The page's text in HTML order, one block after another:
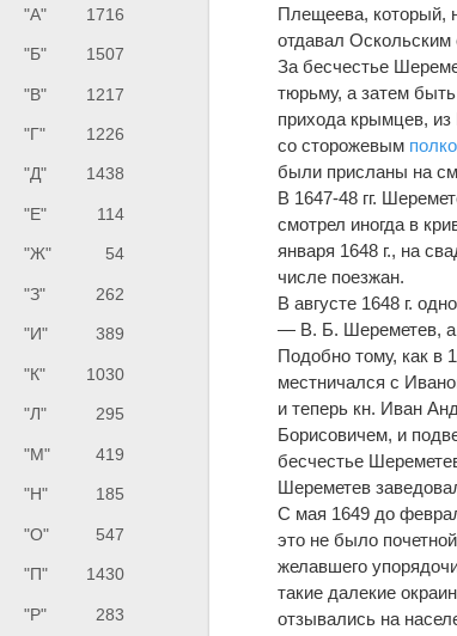
"А" 1716
"Б" 1507
"В" 1217
"Г" 1226
"Д" 1438
"Е" 114
"Ж" 54
"З" 262
"И" 389
"К" 1030
"Л" 295
"М" 419
"Н" 185
"О" 547
"П" 1430
"Р" 283
Плещеева, который,
отдавал
За бесчестье
тюрьму, а затем
прихода крымцев, из
со сторожевым
были присланы на
В 1647-48 гг.
смотрел иногда в
января 1648 г., на
числе поезжан.
В августе 1648 г.
— В. Б. Шереметев, а
Подобно тому, как в
местничался с
и теперь кн. Иван
Борисовичем, и
бесчестье
Шереметев
С мая 1649 до
это не было
желавшего
такие далекие
отзывались на